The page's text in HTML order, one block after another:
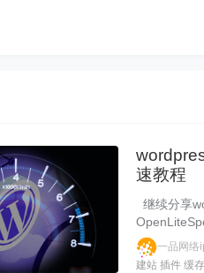
速教程
继续分享
一品网
建站 插件 缓存